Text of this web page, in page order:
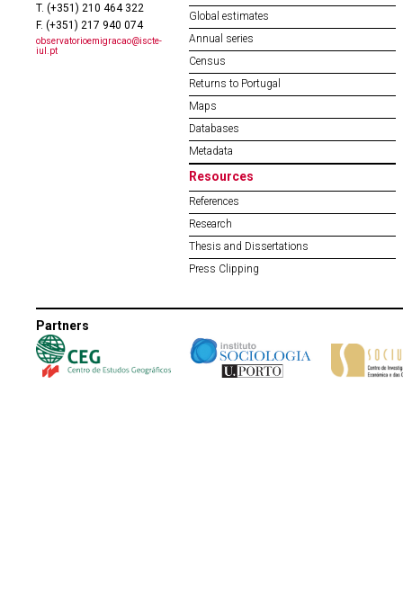
T. (+351) 210 464 322
F. (+351) 217 940 074
observatorioemigracao@iscte-
iul.pt
Global estimates
Annual series
Census
Returns to Portugal
Maps
Databases
Metadata
Resources
References
Research
Thesis and Dissertations
Press Clipping
Partners